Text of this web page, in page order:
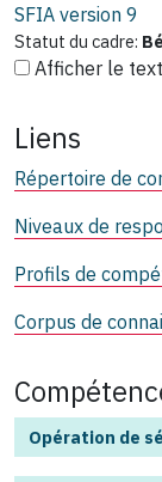
SFIA version 9
Statut du cadre:
Afficher le
Liens
Répertoire de
Niveaux de
Profils de
Corpus de
Opération de